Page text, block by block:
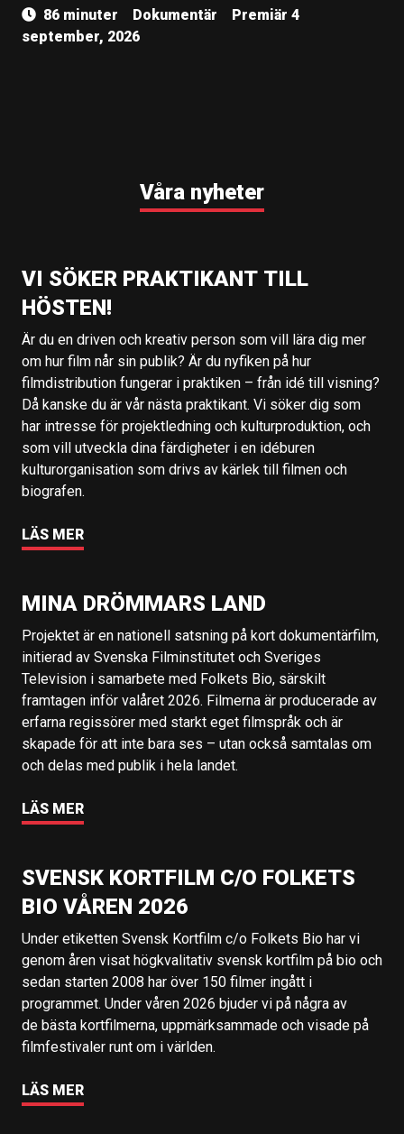
86 minuter Dokumentär
Premiär 4
september, 2026
Våra nyheter
VI SÖKER PRAKTIKANT TILL
HÖSTEN!
Är du en driven och kreativ person som vill lära dig mer
om hur film når sin publik? Är du nyfiken på hur
filmdistribution fungerar i praktiken – från idé till visning?
Då kanske du är vår nästa praktikant. Vi söker dig som
har intresse för projektledning och kulturproduktion, och
som vill utveckla dina färdigheter i en idéburen
kulturorganisation som drivs av kärlek till filmen och
biografen.
LÄS MER
MINA DRÖMMARS LAND
Projektet är en nationell satsning på kort dokumentärfilm,
initierad av Svenska Filminstitutet och Sveriges
Television i samarbete med Folkets Bio, särskilt
framtagen inför valåret 2026. Filmerna är producerade av
erfarna regissörer med starkt eget filmspråk och är
skapade för att inte bara ses – utan också samtalas om
och delas med publik i hela landet.
LÄS MER
SVENSK KORTFILM C/O FOLKETS
BIO VÅREN 2026
Under etiketten Svensk Kortfilm c/o Folkets Bio har vi
genom åren visat högkvalitativ svensk kortfilm på bio och
sedan starten 2008 har över 150 filmer ingått i
programmet. Under våren 2026 bjuder vi på några av
de bästa kortfilmerna, uppmärksammade och visade på
filmfestivaler runt om i världen.
LÄS MER